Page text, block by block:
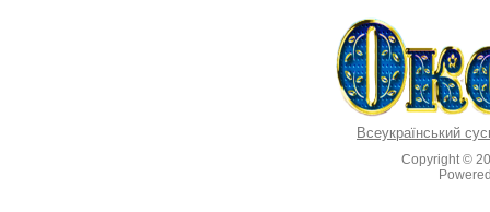
Всеукраїнський
Copyright ©